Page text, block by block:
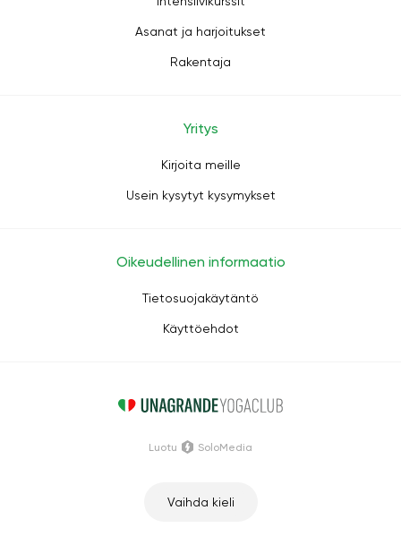
Asanat ja harjoitukset
Rakentaja
Yritys
Kirjoita meille
Usein kysytyt kysymykset
Oikeudellinen informaatio
Tietosuojakäytäntö
Käyttöehdot
Vaihda kieli
Luotu SoloMedia